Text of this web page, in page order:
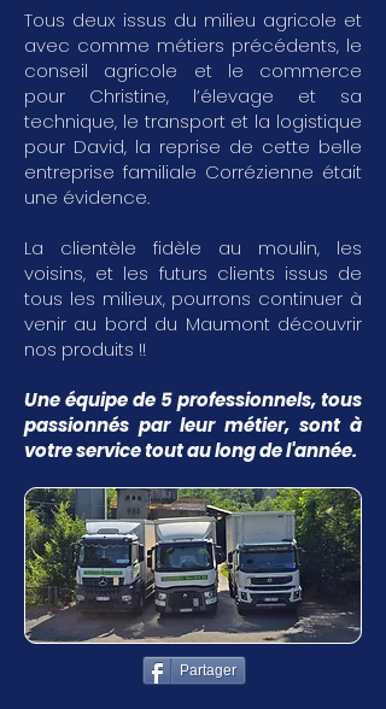
Tous deux issus du milieu agricole et
avec comme métiers précédents, le
conseil agricole et le commerce
pour Christine, l’élevage et sa
technique, le transport et la logistique
pour David, la reprise de cette belle
entreprise familiale Corrézienne était
une évidence.
La clientèle fidèle au moulin, les
voisins, et les futurs clients issus de
tous les milieux, pourrons continuer à
venir au bord du Maumont découvrir
nos produits !!
Une équipe de 5 professionnels, tous
passionnés par leur métier, sont à
votre service tout au long de l'année.
Partager